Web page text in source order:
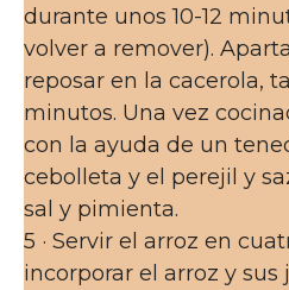
durante unos 10-12
volver a remover).
reposar en la cacerola,
minutos. Una vez
con la ayuda de un
cebolleta y el perejil y
sal y pimienta.
5 · Servir el arroz en
incorporar el arroz y sus